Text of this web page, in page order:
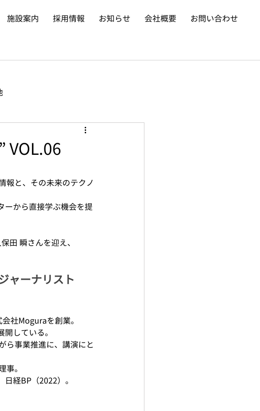
施設案内 採用情報 お知らせ 会社概要 お問い合わせ
VOL.06
報と、その未来のテクノ
ーから直接学ぶ機会を提
田 瞬さんを迎え、
ャーナリスト
社Moguraを創業。
している。
ら事業推進に、講演にと
。
経BP（2022）。